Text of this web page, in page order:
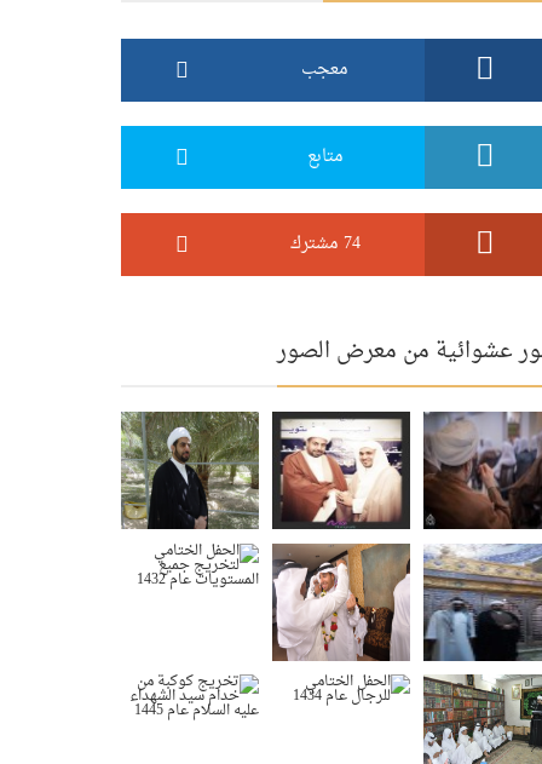
معجب
متابع
74 مشترك
عشوائية من معرض الصور